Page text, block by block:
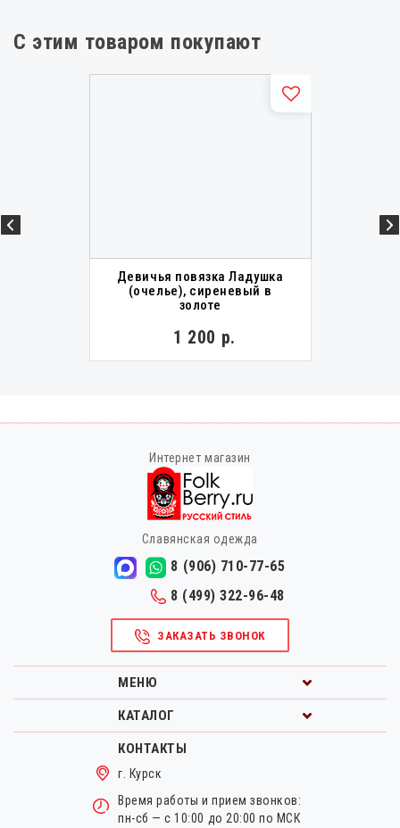
С этим товаром покупают
Девичья повязка Ладушка
(очелье), сиреневый в
золоте
1 200 р.
Интернет магазин
Славянская одежда
8 (906) 710-77-65
8 (499) 322-96-48
ЗАКАЗАТЬ ЗВОНОК
МЕНЮ
КАТАЛОГ
КОНТАКТЫ
г. Курск
Время работы и прием звонков:
пн-сб — с 10:00 до 20:00 по МСК